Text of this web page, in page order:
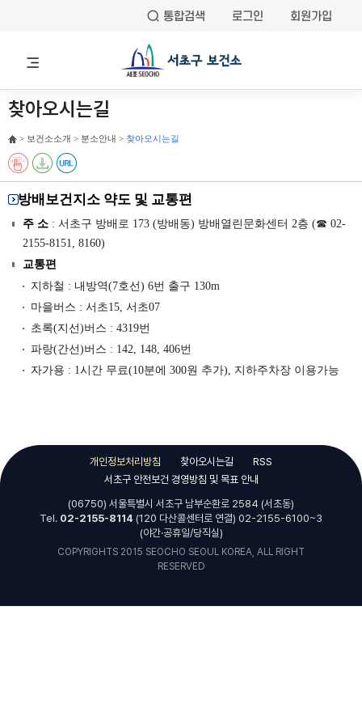
통합검색 로그인 회원가입
찾아오시는길
> 보건소소개 > 분소안내 > 찾아오시는길
방배보건지소 약도 및 교통편
주 소 : 서초구 방배로 173 (방배동) 방배열린문화센터 2층 (☎ 02-
2155-8151, 8160)
교통편
지하철 : 내방역(7호선) 6번 출구 130m
마을버스 : 서초15, 서초07
초록(지선)버스 : 4319번
파랑(간선)버스 : 142, 148, 406번
자가용 : 1시간 무료(10분에 300원 추가), 지하주차장 이용가능
개인정보처리방침 찾아오시는길
RSS
서초구 안전보건 경영방침 및 목표 안내
(06750) 서울특별시 서초구 남부순환로 2584 (서초동)
Tel. 02-2155-8114 (120 다산콜센터로 연결) 02-2155-6100~3
(야간·공휴일/당직실)
COPYRIGHTS 2015 SEOCHO SEOUL KOREA, ALL RIGHT
RESERVED